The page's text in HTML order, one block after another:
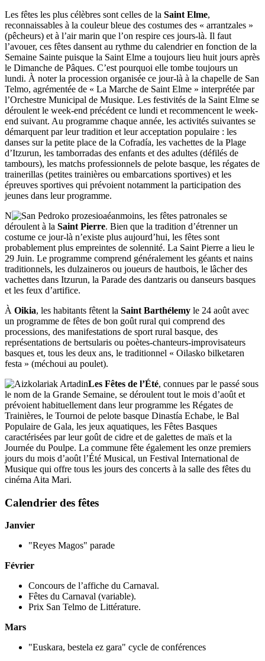
Les fêtes les plus célèbres sont celles de la Saint Elme,
reconnaissables à la couleur bleue des costumes des « arrantzales »
(pêcheurs) et à l’air marin que l’on respire ces jours-là. Il faut
l’avouer, ces fêtes dansent au rythme du calendrier en fonction de la
Semaine Sainte puisque la Saint Elme a toujours lieu huit jours après
le Dimanche de Pâques. C’est pourquoi elle tombe toujours un
lundi. À noter la procession organisée ce jour-là à la chapelle de San
Telmo, agrémentée de « La Marche de Saint Elme » interprétée par
l’Orchestre Municipal de Musique. Les festivités de la Saint Elme se
déroulent le week-end précédent ce lundi et recommencent le week-
end suivant. Au programme chaque année, les activités suivantes se
démarquent par leur tradition et leur acceptation populaire : les
danses sur la petite place de la Cofradía, les vachettes de la Plage
d’Itzurun, les tamborradas des enfants et des adultes (défilés de
tambours), les matchs professionnels de pelote basque, les régates de
trainerillas (petites trainières ou embarcations sportives) et les
épreuves sportives qui prévoient notamment la participation des
jeunes dans leur programme.
N
éanmoins, les fêtes patronales se
déroulent à la Saint Pierre. Bien que la tradition d’étrenner un
costume ce jour-là n’existe plus aujourd’hui, les fêtes sont
probablement plus empreintes de solennité. La Saint Pierre a lieu le
29 Juin. Le programme comprend généralement les géants et nains
traditionnels, les dulzaineros ou joueurs de hautbois, le lâcher des
vachettes dans Itzurun, la Parade des dantzaris ou danseurs basques
et les feux d’artifice.
À Oikia, les habitants fêtent la Saint Barthélemy le 24 août avec
un programme de fêtes de bon goût rural qui comprend des
processions, des manifestations de sport rural basque, des
représentations de bertsularis ou poètes-chanteurs-improvisateurs
basques et, tous les deux ans, le traditionnel « Oilasko bilketaren
festa » (méchoui au poulet).
Les Fêtes de l’Été, connues par le passé sous
le nom de la Grande Semaine, se déroulent tout le mois d’août et
prévoient habituellement dans leur programme les Régates de
Trainières, le Tournoi de pelote basque Dinastía Echabe, le Bal
Populaire de Gala, les jeux aquatiques, les Fêtes Basques
caractérisées par leur goût de cidre et de galettes de maïs et la
Journée du Poulpe. La commune fête également les onze premiers
jours du mois d’août l’Été Musical, un Festival International de
Musique qui offre tous les jours des concerts à la salle des fêtes du
cinéma Aita Mari.
Calendrier des fêtes
Janvier
"Reyes Magos" parade
Février
Concours de l’affiche du Carnaval.
Fêtes du Carnaval (variable).
Prix San Telmo de Littérature.
Mars
"Euskara, bestela ez gara" cycle de conférences